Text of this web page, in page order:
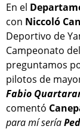
En el
con Niccoló
Deportivo de
Campeonato
preguntamos
pilotos de
Fabio
comentó
para mí sería